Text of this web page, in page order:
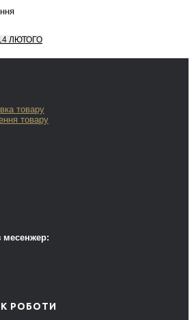
ЛЮТОГО
товару
товару
месенжер:
РОБОТИ